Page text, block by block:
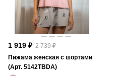
1 919 ₽ 2 739 ₽
Пижама женская с шортами
(Арт. 5142TBDA)